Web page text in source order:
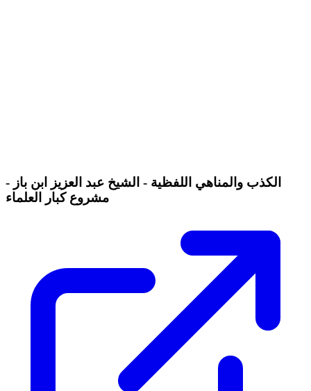
الكذب والمناهي اللفظية - الشيخ عبد العزيز ابن باز -
مشروع كبار العلماء